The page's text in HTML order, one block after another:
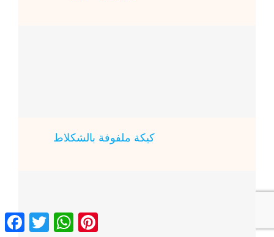
كيكة ملفوفة بالشكلاط
Twitter
WhatsAppPinterest